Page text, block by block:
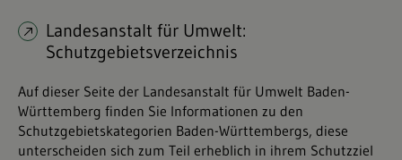
Landesanstalt für Umwelt:
Schutzgebietsverzeichnis
Auf dieser Seite der Landesanstalt für Umwelt Baden-
Württemberg finden Sie Informationen zu den
Schutzgebietskategorien Baden-Württembergs, diese
unterscheiden sich zum Teil erheblich in ihrem Schutzziel